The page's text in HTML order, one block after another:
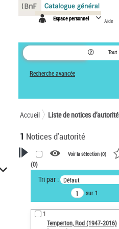
Espace personnel Aide
Tout
Recherche avancée
Accueil Liste de notices d’autorité
1 Notices d'autorité
VOTRE RECHERCHE
Recherche avancée dans les
notices d’autorité
Œuvres liées à l'auteur :
Temperton, Rod (1947-2016)
Voir la sélection (0)
(0)
Tri par : Défaut
sur 1
1
Temperton, Rod (1947-2016)
Panneau de gestion des cookies